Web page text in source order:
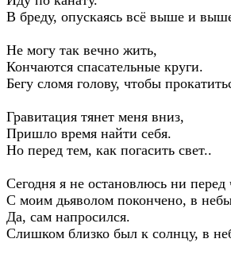
В бреду, опускаясь всё выше и
Не могу так вечно жить,
Кончаются спасательные круги.
Бегу сломя голову, чтобы
Гравитация тянет меня вниз,
Пришло время найти себя.
Но перед тем, как погасить свет..
Сегодня я не остановлюсь ни перед
С моим дьяволом покончено, в
Да, сам напросился.
Слишком близко был к солнцу, в